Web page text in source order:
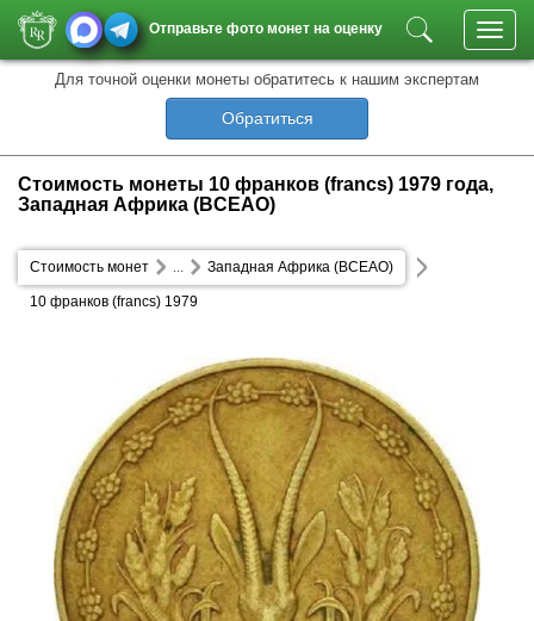
Отправьте фото монет на оценку
Для точной оценки монеты обратитесь к нашим экспертам
Обратиться
Стоимость монеты 10 франков (francs) 1979 года,
Западная Африка (BCEAO)
Стоимость монет Западная Африка (BCEAO)
...
10 франков (francs) 1979